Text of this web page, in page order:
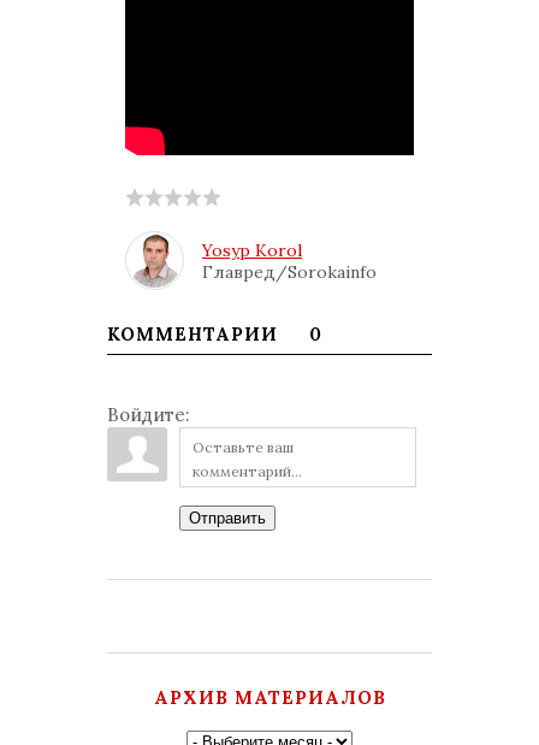
Yosyp Korol
Главред/Sorokainfo
КОММЕНТАРИИ 0
Войдите:
Отправить
АРХИВ МАТЕРИАЛОВ